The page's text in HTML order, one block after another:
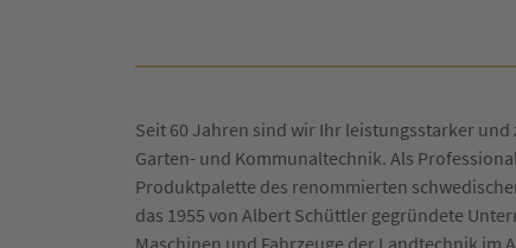
Seit 60 Jahren sind wir Ihr leistungsstarker
Garten- und Kommunaltechnik. Als
Produktpalette des renommierten
das 1955 von Albert Schüttler gegründete
Maschinen und Fahrzeuge der Landtechnik im